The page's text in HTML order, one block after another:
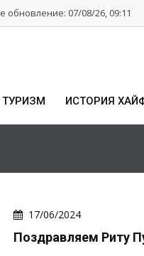
обновление: 07/08/26, 09:11
ТУРИЗМ ИСТОРИЯ
17/06/2024
Поздравляем Риту